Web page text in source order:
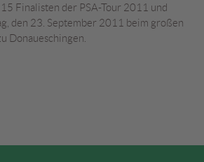
Finalisten der PSA-Tour 2011 und
den 23. September 2011 beim großen
Donaueschingen.